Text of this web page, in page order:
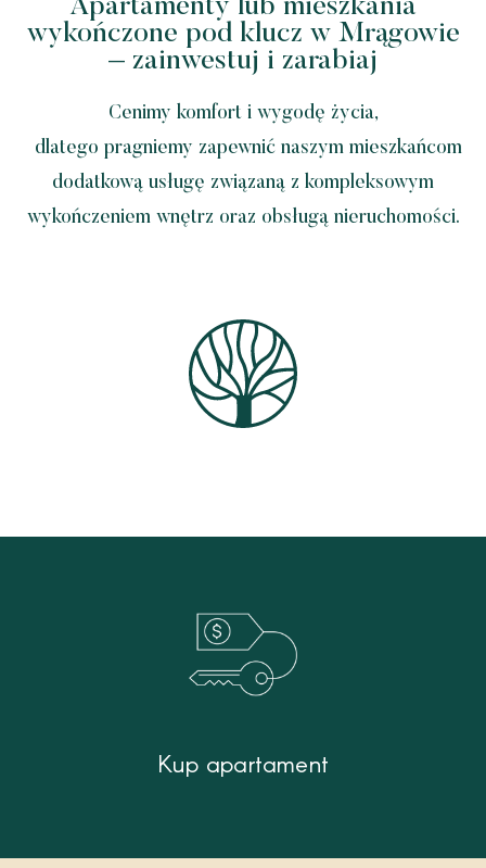
wykończone pod klucz w Mrągowie
– zainwestuj i zarabiaj
Cenimy komfort i wygodę życia,
dlatego pragniemy zapewnić naszym mieszkańcom
dodatkową usługę związaną z kompleksowym
wykończeniem wnętrz oraz obsługą nieruchomości.
Kup apartament